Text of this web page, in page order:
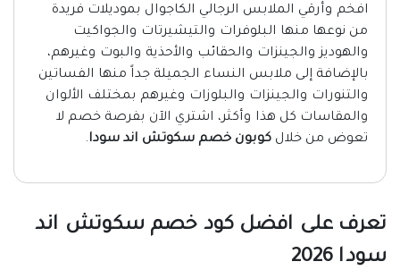
افخم وأرقي الملابس الرجالي الكاجوال بموديلات فريدة
من نوعها منها البلوفرات والتيشيرتات والجواكيت
والهوديز والجينزات والحقائب والأحذية والبوت وغيرهم،
بالإضافة إلى ملابس النساء الجميلة جداً منها الفساتين
والتنورات والجينزات والبلوزات وغيرهم بمختلف الألوان
والمقاسات كل هذا وأكثر، اشتري الآن بفرصة خصم لا
تعوض من خلال كوبون خصم سكوتش اند سودا.
تعرف على افضل كود خصم سكوتش اند
سودا 2026